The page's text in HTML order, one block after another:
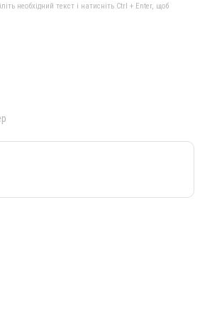
необхідний текст і натисніть Ctrl + Enter, щоб